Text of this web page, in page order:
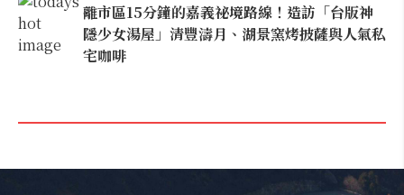
離市區15分鐘的嘉義祕境路線！造訪「台版神
隱少女湯屋」清豐濤月、湖景窯烤披薩與人氣私
宅咖啡